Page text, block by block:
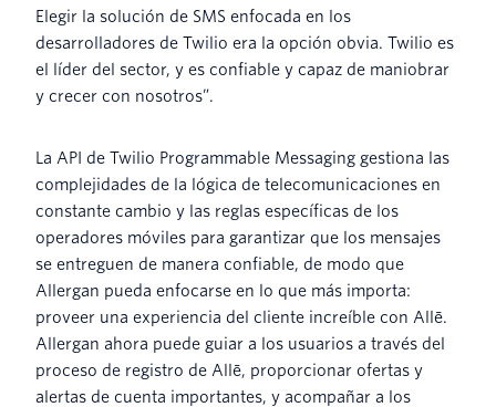
Elegir la solución de SMS enfocada en los
desarrolladores de Twilio era la opción obvia. Twilio es
el líder del sector, y es confiable y capaz de maniobrar
y crecer con nosotros”.
La API de Twilio Programmable Messaging gestiona las
complejidades de la lógica de telecomunicaciones en
constante cambio y las reglas específicas de los
operadores móviles para garantizar que los mensajes
se entreguen de manera confiable, de modo que
Allergan pueda enfocarse en lo que más importa:
proveer una experiencia del cliente increíble con Allē.
Allergan ahora puede guiar a los usuarios a través del
proceso de registro de Allē, proporcionar ofertas y
alertas de cuenta importantes, y acompañar a los